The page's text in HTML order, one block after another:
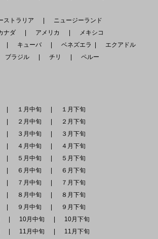
ストラリア
ニュージーランド
ナダ アメリカ
メキシコ
キューバ ベネズエラ
エクアドル
ブラジル チリ
ペルー
１月中旬
１月下旬
２月中旬
２月下旬
３月中旬
３月下旬
４月中旬
４月下旬
５月中旬
５月下旬
６月中旬
６月下旬
７月中旬
７月下旬
８月中旬
８月下旬
９月中旬
９月下旬
10月中旬
10月下旬
11月中旬
11月下旬